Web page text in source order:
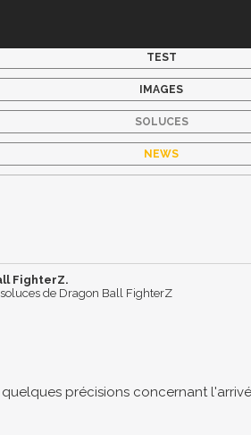
TEST
IMAGES
SOLUCES
NEWS
FighterZ.
de Dragon Ball FighterZ
précisions concernant